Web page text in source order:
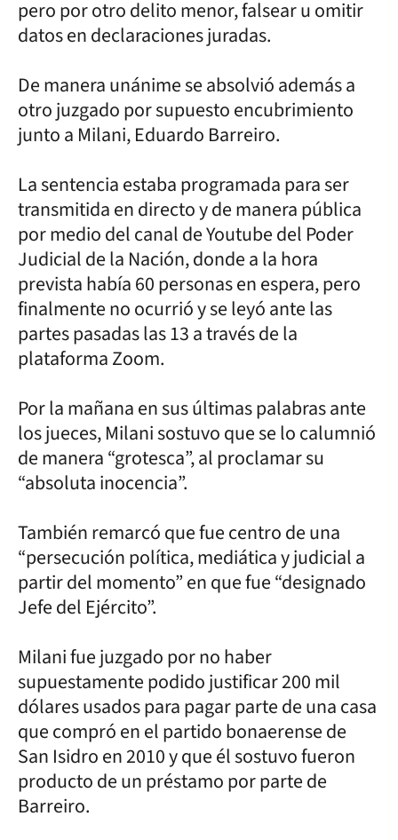
pero por otro delito menor, falsear u omitir
datos en declaraciones juradas.
De manera unánime se absolvió además a
otro juzgado por supuesto encubrimiento
junto a Milani, Eduardo Barreiro.
La sentencia estaba programada para ser
transmitida en directo y de manera pública
por medio del canal de Youtube del Poder
Judicial de la Nación, donde a la hora
prevista había 60 personas en espera, pero
finalmente no ocurrió y se leyó ante las
partes pasadas las 13 a través de la
plataforma Zoom.
Por la mañana en sus últimas palabras ante
los jueces, Milani sostuvo que se lo calumnió
de manera “grotesca”, al proclamar su
“absoluta inocencia”.
También remarcó que fue centro de una
“persecución política, mediática y judicial a
partir del momento” en que fue “designado
Jefe del Ejército”.
Milani fue juzgado por no haber
supuestamente podido justificar 200 mil
dólares usados para pagar parte de una casa
que compró en el partido bonaerense de
San Isidro en 2010 y que él sostuvo fueron
producto de un préstamo por parte de
Barreiro.